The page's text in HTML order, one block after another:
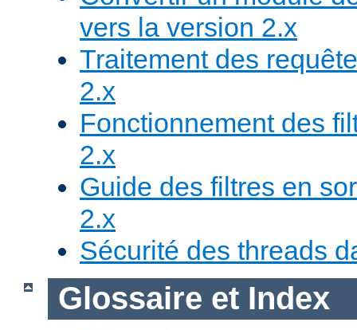
vers la version 2.x
Traitement des
2.x
Fonctionnement des
2.x
Guide des filtres en
2.x
Sécurité des threads
Glossaire et Index